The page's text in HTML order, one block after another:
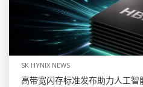
SK HYNIX NEWS
高带宽闪存标准发布助力人工